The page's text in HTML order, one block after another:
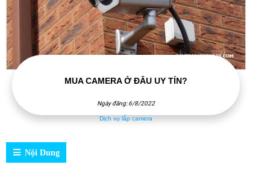
MUA CAMERA Ở ĐÂU UY TÍN?
Ngày đăng: 6/8/2022
Dịch vụ lắp camera
Nội Dung